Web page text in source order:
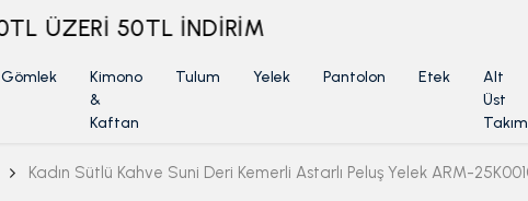
ÜYELİKSİZ SİPARİŞ İADE TALEBİ İÇİN TIKLA
Gömlek
Kimono
&
Kaftan
Tulum Yelek Pantolon Etek
Alt
Üst
Takım
Kadın Sütlü Kahve Suni Deri Kemerli Astarlı Peluş Yelek ARM-